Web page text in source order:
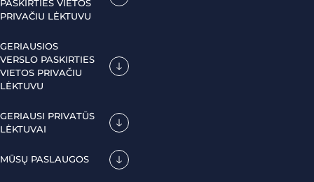
PASKIRTIES VIETOS
PRIVAČIU LĖKTUVU
GERIAUSIOS
VERSLO PASKIRTIES
VIETOS PRIVAČIU
LĖKTUVU
GERIAUSI PRIVATŪS
LĖKTUVAI
MŪSŲ PASLAUGOS